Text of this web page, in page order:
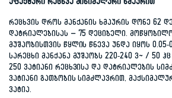
ეფექტური რეცხვა მინიმალური ხმაურით
რეცხვის დროს მანქანის ხმაურის დონე 62
დატრიალებისას – 75 დეციბელი.
მუშაობისთვის წყლის წნევა უნდა იყოს 0.05-
სარეცხი მანქანა მუშაობს 220-240 ვ~ / 50
250 ვატიანი რეცხვისა და დატრიალების
ვატიანი გათბობის სიმძლავრით,
ვატია.